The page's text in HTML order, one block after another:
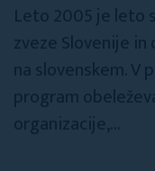
Leto 2005 je leto
zveze Slovenije
na slovenskem.
program
organizacije,...